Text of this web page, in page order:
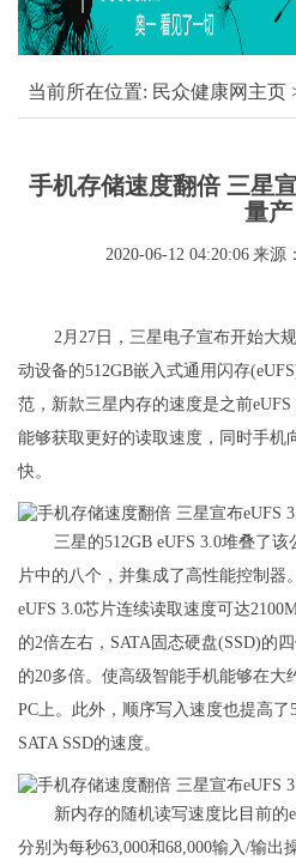
当前所在位置: 民众健康网主页
手机存储速度翻倍 三星
量产
2020-06-12 04:20:06 来源
2月27日，三星电子宣布开始大
动设备的512GB嵌入式通用闪存
范，新款三星内存的速度是之前
能够获取更好的读取速度，同时手机
快。
三星的512GB eUFS 3.0堆叠了
片中的八个，并集成了高性能控制器
eUFS 3.0芯片连续读取速度可达
的2倍左右，SATA固态硬盘(SSD)的
的20多倍。使高级智能手机能够在大
PC上。此外，顺序写入速度也提高了
SATA SSD的速度。
新内存的随机读写速度比目前的
分别为每秒63,000和68,000输入/输出